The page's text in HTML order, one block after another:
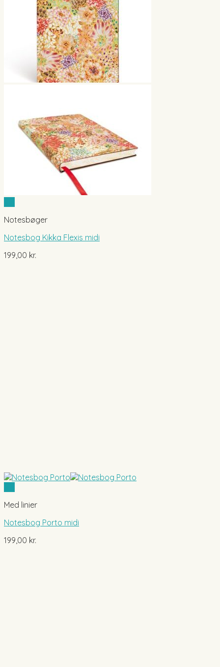
Notesbøger
Notesbog Kikka Flexis midi
199,00 kr.
Med linier
Notesbog Porto midi
199,00 kr.